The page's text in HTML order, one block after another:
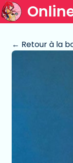
← Retour à la